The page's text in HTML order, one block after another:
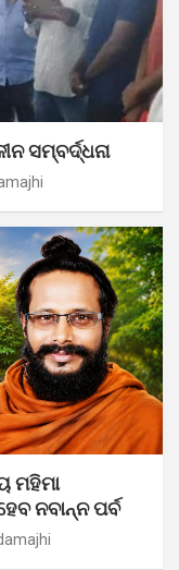
ସମ୍ବର୍ଦ୍ଧନା
ମହିମା
ନବାନ୍ନ ପର୍ବ